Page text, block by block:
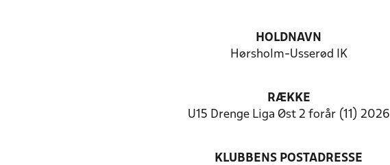
HOLDNAVN
Hørsholm-Usserød IK
RÆKKE
U15 Drenge Liga Øst 2 forår (11) 2026
KLUBBENS POSTADRESSE